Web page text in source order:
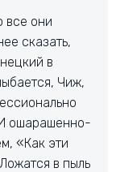
все они
сказать,
в
Чиж,
ошарашенно-
«Как эти
в пыль